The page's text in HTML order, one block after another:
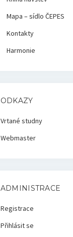
Mapa – sídlo ČEPES
Kontakty
Harmonie
ODKAZY
Vrtané studny
Webmaster
ADMINISTRACE
Registrace
Přihlásit se